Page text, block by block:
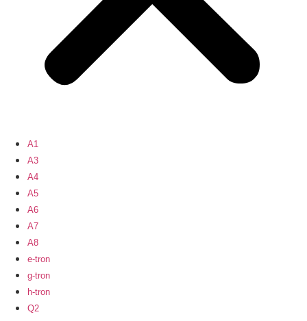
A1
A3
A4
A5
A6
A7
A8
e-tron
g-tron
h-tron
Q2